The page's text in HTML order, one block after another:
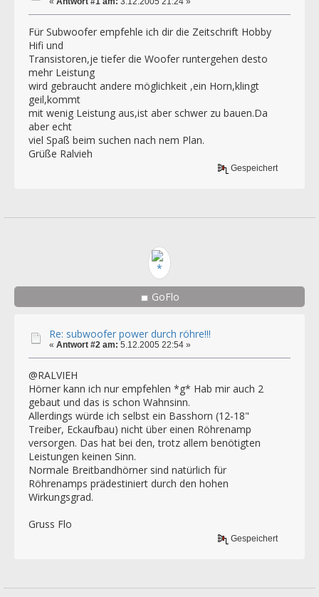
Für Subwoofer empfehle ich dir die Zeitschrift Hobby
Hifi und
Transistoren,je tiefer die Woofer runtergehen desto
mehr Leistung
wird gebraucht andere möglichkeit ,ein Horn,klingt
geil,kommt
mit wenig Leistung aus,ist aber schwer zu bauen.Da
aber echt
viel Spaß beim suchen nach nem Plan.
Grüße Ralvieh
Gespeichert
GoFlo
Re: subwoofer power durch röhre!!!
« Antwort #2 am: 5.12.2005 22:54 »
@RALVIEH
Hörner kann ich nur empfehlen *g* Hab mir auch 2
gebaut und das is schon Wahnsinn.
Allerdings würde ich selbst ein Basshorn (12-18"
Treiber, Eckaufbau) nicht über einen Röhrenamp
versorgen. Das hat bei den, trotz allem benötigten
Leistungen keinen Sinn.
Normale Breitbandhörner sind natürlich für
Röhrenamps prädestiniert durch den hohen
Wirkungsgrad.
Gruss Flo
Gespeichert